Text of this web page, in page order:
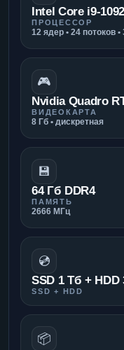
Intel Core i9-
ПРОЦЕССОР
12 ядер • 24 потоков
🎮
Nvidia Quadro
ВИДЕОКАРТА
8 Гб • дискретная
💾
64 Гб DDR4
ПАМЯТЬ
2666 МГц
💿
SSD 1 Тб + HDD
SSD + HDD
📦